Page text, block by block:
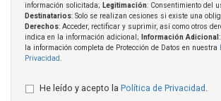
información solicitada; Legitimación: Consentimiento del
Destinatarios: Solo se realizan cesiones si existe una
Derechos: Acceder, rectificar y suprimir, así como otros
indica en la información adicional;
Información Adicional
la información completa de Protección de Datos en nuestra
Privacidad
He leído y acepto la Política de Privacidad